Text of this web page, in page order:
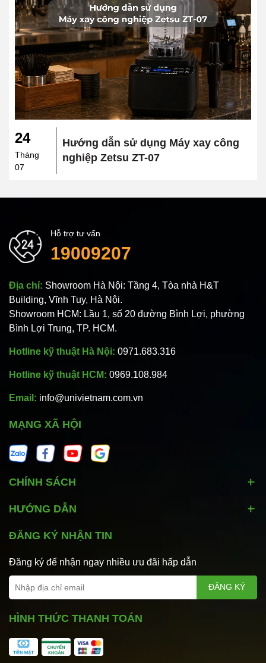
24
Tháng
07
Hướng dẫn sử dụng Máy xay công
nghiệp Zetsu ZT-07
Hỗ trợ tư vấn
19009207
Địa chỉ: Showroom Hà Nội: Tầng 4, Tòa nhà H&T
Building, Vĩnh Tuy, Hà Nội.
Showroom HCM: Lầu 1, số 20 đường Bình Lợi, phường
Bình Lợi Trung, TP. HCM.
Hotline kỹ thuật Hà Nội: 0971.683.316
Hotline kỹ thuật HCM: 0969.108.984
Email: info@univietnam.com.vn
MẠNG XÃ HỘI
CHÍNH SÁCH
HƯỚNG DẪN
ĐĂNG KÝ NHẬN TIN
Đăng ký để nhận ngay nhiều ưu đãi hấp dẫn
ĐĂNG KÝ
HÌNH THỨC THANH TOÁN